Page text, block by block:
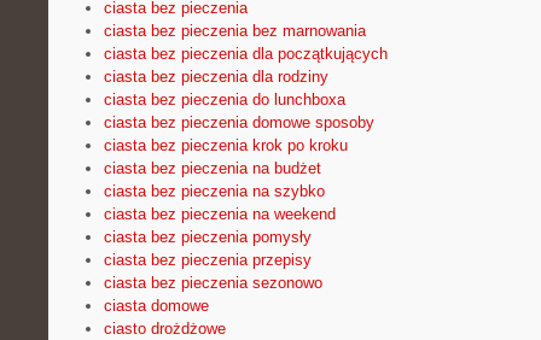
ciasta bez pieczenia
ciasta bez pieczenia bez marnowania
ciasta bez pieczenia dla początkujących
ciasta bez pieczenia dla rodziny
ciasta bez pieczenia do lunchboxa
ciasta bez pieczenia domowe sposoby
ciasta bez pieczenia krok po kroku
ciasta bez pieczenia na budżet
ciasta bez pieczenia na szybko
ciasta bez pieczenia na weekend
ciasta bez pieczenia pomysły
ciasta bez pieczenia przepisy
ciasta bez pieczenia sezonowo
ciasta domowe
ciasto drożdżowe